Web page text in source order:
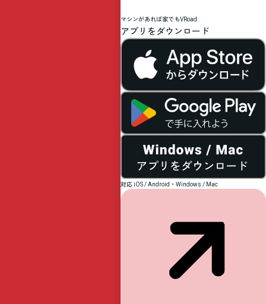
マシンがあれば家でもVRoad
アプリをダウンロード
対応 iOS / Android・Windows / Mac